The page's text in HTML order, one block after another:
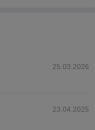
25.03.2026
23.04.2025